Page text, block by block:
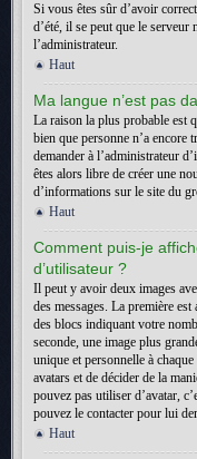
Si vous êtes sûr d’avoir
d’été, il se peut que le serveur
l’administrateur.
Haut
Ma langue n’est pas
La raison la plus probable est
bien que personne n’a encore
demander à l’administrateur
êtes alors libre de créer une
d’informations sur le site du
Haut
Comment puis-je
d’utilisateur ?
Il peut y avoir deux images
des messages. La première
des blocs indiquant votre
seconde, une image plus
unique et personnelle à
avatars et de décider de la
pouvez pas utiliser d’avatar,
pouvez le contacter pour lui
Haut